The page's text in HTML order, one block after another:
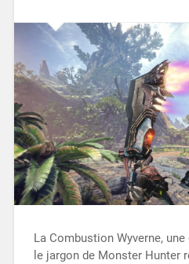
La Combustion Wyverne, une
le jargon de Monster Hunter